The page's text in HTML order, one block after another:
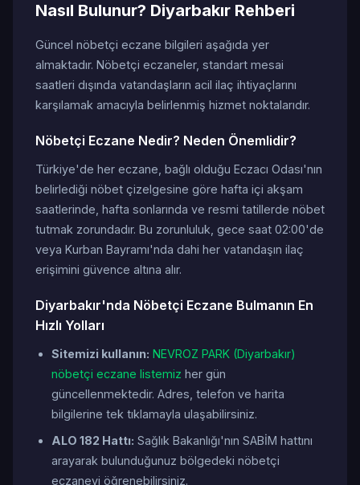
Nasıl Bulunur? Diyarbakır Rehberi
Güncel nöbetçi eczane bilgileri aşağıda yer
almaktadır. Nöbetçi eczaneler, standart mesai
saatleri dışında vatandaşların acil ilaç ihtiyaçlarını
karşılamak amacıyla belirlenmiş hizmet noktalarıdır.
Nöbetçi Eczane Nedir? Neden Önemlidir?
Türkiye'de her eczane, bağlı olduğu Eczacı Odası'nın
belirlediği nöbet çizelgesine göre hafta içi akşam
saatlerinde, hafta sonlarında ve resmi tatillerde nöbet
tutmak zorundadır. Bu zorunluluk, gece saat 02:00'de
veya Kurban Bayramı'nda dahi her vatandaşın ilaç
erişimini güvence altına alır.
Diyarbakır'nda Nöbetçi Eczane Bulmanın En
Hızlı Yolları
Sitemizi kullanın: NEVROZ PARK (Diyarbakır)
nöbetçi eczane listemiz her gün
güncellenmektedir. Adres, telefon ve harita
bilgilerine tek tıklamayla ulaşabilirsiniz.
ALO 182 Hattı: Sağlık Bakanlığı'nın SABİM hattını
arayarak bulunduğunuz bölgedeki nöbetçi
eczaneyi öğrenebilirsiniz.